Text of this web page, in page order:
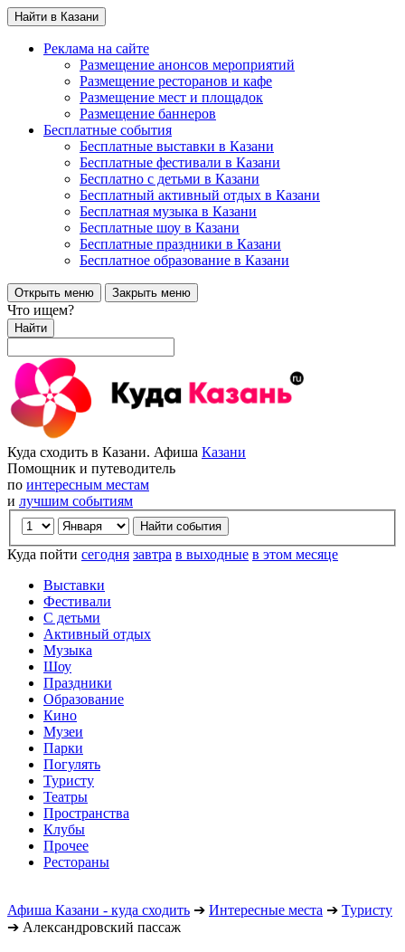
Найти в Казани
Реклама на сайте
Размещение анонсов мероприятий
Размещение ресторанов и кафе
Размещение мест и площадок
Размещение баннеров
Бесплатные события
Бесплатные выставки в Казани
Бесплатные фестивали в Казани
Бесплатно с детьми в Казани
Бесплатный активный отдых в Казани
Бесплатная музыка в Казани
Бесплатные шоу в Казани
Бесплатные праздники в Казани
Бесплатное образование в Казани
Открыть меню Закрыть меню
Что ищем?
Найти
Куда сходить в Казани. Афиша Казани
Помощник и путеводитель
по интересным местам
и лучшим событиям
Куда пойти сегодня завтра в выходные в этом месяце
Выставки
Фестивали
С детьми
Активный отдых
Музыка
Шоу
Праздники
Образование
Кино
Музеи
Парки
Погулять
Туристу
Театры
Пространства
Клубы
Прочее
Рестораны
Афиша Казани - куда сходить ➔ Интересные места ➔ Туристу
➔ Александровский пассаж